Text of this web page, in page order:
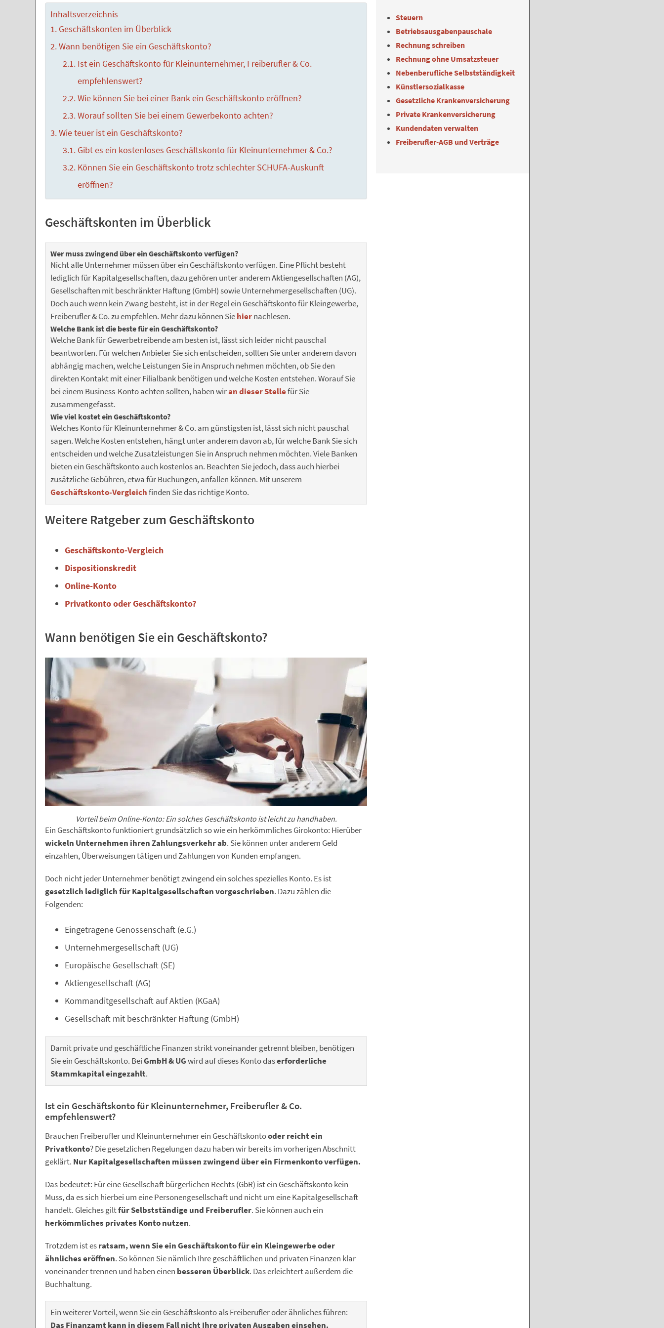
Inhaltsverzeichnis
Geschäftskonten im Überblick
Wann benötigen Sie ein Geschäftskonto?
Ist ein Geschäftskonto für Kleinunternehmer, Freiberufler & Co.
empfehlenswert?
Wie können Sie bei einer Bank ein Geschäftskonto eröffnen?
Worauf sollten Sie bei einem Gewerbekonto achten?
Wie teuer ist ein Geschäftskonto?
Gibt es ein kostenloses Geschäftskonto für Kleinunternehmer & Co.?
Können Sie ein Geschäftskonto trotz schlechter SCHUFA-Auskunft
eröffnen?
Geschäftskonten im Überblick
Wer muss zwingend über ein Geschäftskonto verfügen?
Nicht alle Unternehmer müssen über ein Geschäftskonto verfügen. Eine Pflicht besteht
lediglich für Kapitalgesellschaften, dazu gehören unter anderem Aktiengesellschaften (AG),
Gesellschaften mit beschränkter Haftung (GmbH) sowie Unternehmergesellschaften (UG).
Doch auch wenn kein Zwang besteht, ist in der Regel ein Geschäftskonto für Kleingewerbe,
Freiberufler & Co. zu empfehlen. Mehr dazu können Siehiernachlesen.
Welche Bank ist die beste für ein Geschäftskonto?
Welche Bank für Gewerbetreibende am besten ist, lässt sich leider nicht pauschal
beantworten. Für welchen Anbieter Sie sich entscheiden, sollten Sie unter anderem davon
abhängig machen, welche Leistungen Sie in Anspruch nehmen möchten, ob Sie den
direkten Kontakt mit einer Filialbank benötigen und welche Kosten entstehen. Worauf Sie
bei einem Business-Konto achten sollten, haben wiran dieser Stellefür Sie
zusammengefasst.
Wie viel kostet ein Geschäftskonto?
Welches Konto für Kleinunternehmer & Co. am günstigsten ist, lässt sich nicht pauschal
sagen. Welche Kosten entstehen, hängt unter anderem davon ab, für welche Bank Sie sich
entscheiden und welche Zusatzleistungen Sie in Anspruch nehmen möchten. Viele Banken
bieten ein Geschäftskonto auch kostenlos an. Beachten Sie jedoch, dass auch hierbei
zusätzliche Gebühren, etwa für Buchungen, anfallen können. Mit unserem
Geschäftskonto-Vergleichfinden Sie das richtige Konto.
Weitere Ratgeber zum Geschäftskonto
Geschäftskonto-Vergleich
Dispositionskredit
Online-Konto
Privatkonto oder Geschäftskonto?
Wann benötigen Sie ein Geschäftskonto?
Vorteil beim Online-Konto: Ein solches Geschäftskonto ist leicht zu handhaben.
Ein Geschäftskonto funktioniert grundsätzlich so wie ein herkömmliches Girokonto: Hierüber
wickeln Unternehmen ihren Zahlungsverkehr ab. Sie können unter anderem Geld
einzahlen, Überweisungen tätigen und Zahlungen von Kunden empfangen.
Doch nicht jeder Unternehmer benötigt zwingend ein solches spezielles Konto. Es ist
gesetzlich lediglich für Kapitalgesellschaften vorgeschrieben. Dazu zählen die
Folgenden:
Eingetragene Genossenschaft (e.G.)
Unternehmergesellschaft (UG)
Europäische Gesellschaft (SE)
Aktiengesellschaft (AG)
Kommanditgesellschaft auf Aktien (KGaA)
Gesellschaft mit beschränkter Haftung (GmbH)
Damit private und geschäftliche Finanzen strikt voneinander getrennt bleiben, benötigen
Sie ein Geschäftskonto. BeiGmbH & UGwird auf dieses Konto daserforderliche
Stammkapital eingezahlt.
Ist ein Geschäftskonto für Kleinunternehmer, Freiberufler & Co.
empfehlenswert?
Brauchen Freiberufler und Kleinunternehmer ein Geschäftskontooder reicht ein
Privatkonto? Die gesetzlichen Regelungen dazu haben wir bereits im vorherigen Abschnitt
geklärt. Nur Kapitalgesellschaften müssen zwingend über ein Firmenkonto verfügen.
Das bedeutet: Für eine Gesellschaft bürgerlichen Rechts (GbR) ist ein Geschäftskonto kein
Muss, da es sich hierbei um eine Personengesellschaft und nicht um eine Kapitalgesellschaft
handelt. Gleiches giltfür Selbstständige und Freiberufler. Sie können auch ein
herkömmliches privates Konto nutzen.
Trotzdem ist esratsam, wenn Sie ein Geschäftskonto für ein Kleingewerbe oder
ähnliches eröffnen. So können Sie nämlich Ihre geschäftlichen und privaten Finanzen klar
voneinander trennen und haben einen besseren Überblick. Das erleichtert außerdem die
Buchhaltung.
Ein weiterer Vorteil, wenn Sie ein Geschäftskonto als Freiberufler oder ähnliches führen:
Das Finanzamt kann in diesem Fall nicht Ihre privaten Ausgaben einsehen.
Steuern
Betriebsausgabenpauschale
Rechnung schreiben
Rechnung ohne Umsatzsteuer
Nebenberufliche Selbstständigkeit
Künstlersozialkasse
Gesetzliche Krankenversicherung
Private Krankenversicherung
Kundendaten verwalten
Freiberufler-AGB und Verträge